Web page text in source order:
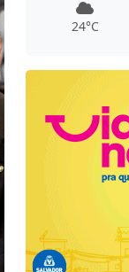
24°C